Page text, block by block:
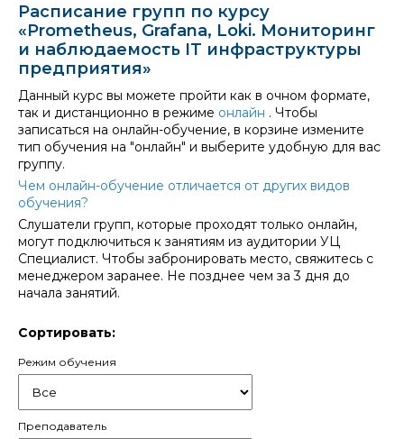
Расписание групп по курсу
«Prometheus, Grafana, Loki. Мониторинг
и наблюдаемость IT инфраструктуры
предприятия»
Данный курс вы можете пройти как в очном формате,
так и дистанционно в режиме онлайн . Чтобы
записаться на онлайн-обучение, в корзине измените
тип обучения на "онлайн" и выберите удобную для вас
группу.
Чем онлайн-обучение отличается от других видов
обучения?
Слушатели групп, которые проходят только онлайн,
могут подключиться к занятиям из аудитории УЦ
Специалист. Чтобы забронировать место, свяжитесь с
менеджером заранее. Не позднее чем за 3 дня до
начала занятий.
Сортировать:
Режим обучения
Преподаватель